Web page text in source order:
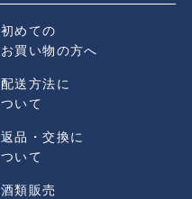
初めての
お買い物の方へ
配送方法に
ついて
返品・交換に
ついて
酒類販売